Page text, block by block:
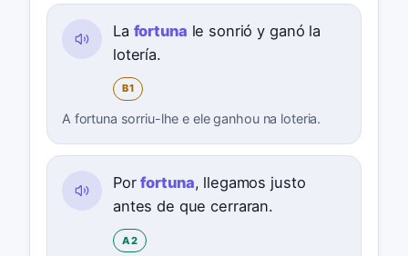
La fortuna le sonrió y ganó la
lotería.
B1
A fortuna sorriu-lhe e ele ganhou na loteria.
Porfortuna, llegamos justo
antes de que cerraran.
A2